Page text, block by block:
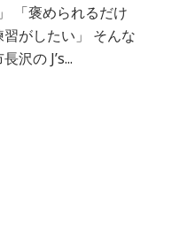
「褒められるだけ
がしたい」 そんな
沢の J’s...